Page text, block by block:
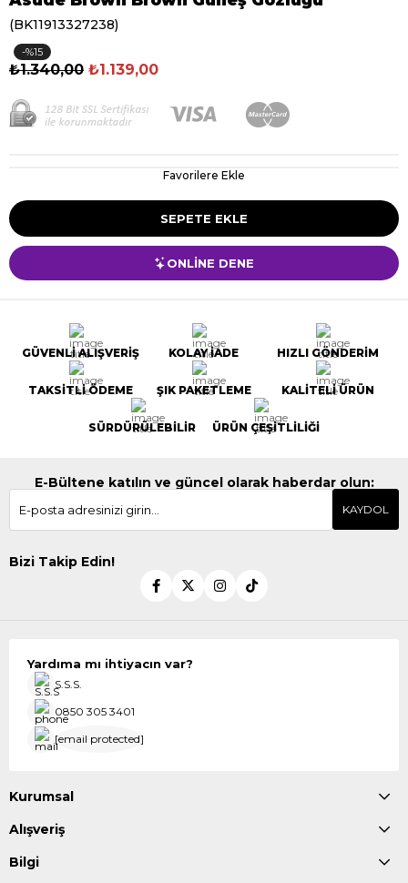
(BK11913327238)
15
₺1.340,00 ₺1.139,00
Favorilere Ekle
ONLİNE DENE
GÜVENLİ ALIŞVERİŞ KOLAY İADE HIZLI GÖNDERİM
TAKSİTLİ ÖDEME ŞIK PAKETLEME KALİTELİ ÜRÜN
SÜRDÜRÜLEBİLİR ÜRÜN ÇEŞİTLİLİĞİ
E-Bültene katılın ve güncel olarak haberdar olun:
KAYDOL
Bizi Takip Edin!
Yardıma mı ihtiyacın var?
S.S.S.
0850 305 3401
[email protected]
Kurumsal
Alışveriş
Bilgi